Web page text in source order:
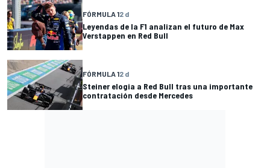
FÓRMULA 12 d
Leyendas de la F1 analizan el futuro de Max
Verstappen en Red Bull
FÓRMULA 12 d
Steiner elogia a Red Bull tras una importante
contratación desde Mercedes